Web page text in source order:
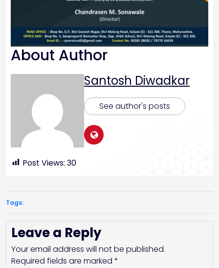
About Author
Santosh Diwadkar
See author's posts
Post Views: 30
Tags:
Leave a Reply
Your email address will not be published.
Required fields are marked *